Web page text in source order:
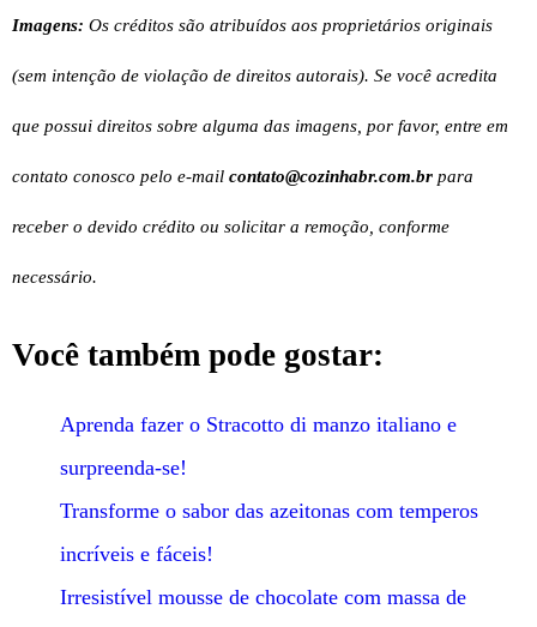
Imagens: Os créditos são atribuídos aos proprietários originais
(sem intenção de violação de direitos autorais). Se você acredita
que possui direitos sobre alguma das imagens, por favor, entre em
contato conosco pelo e-mail contato@cozinhabr.com.br para
receber o devido crédito ou solicitar a remoção, conforme
necessário.
Você também pode gostar:
Aprenda fazer o Stracotto di manzo italiano e
surpreenda-se!
Transforme o sabor das azeitonas com temperos
incríveis e fáceis!
Irresistível mousse de chocolate com massa de